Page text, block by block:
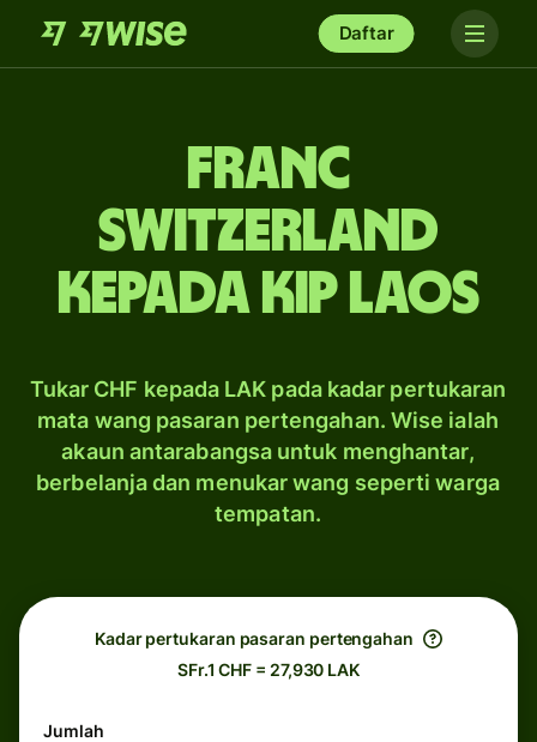
Daftar
franc
Switzerland
kepada kip Laos
Tukar CHF kepada LAK pada kadar pertukaran
mata wang pasaran pertengahan. Wise ialah
akaun antarabangsa untuk menghantar,
berbelanja dan menukar wang seperti warga
tempatan.
Kadar pertukaran pasaran pertengahan
SFr.1 CHF = 27,930 LAK
Jumlah